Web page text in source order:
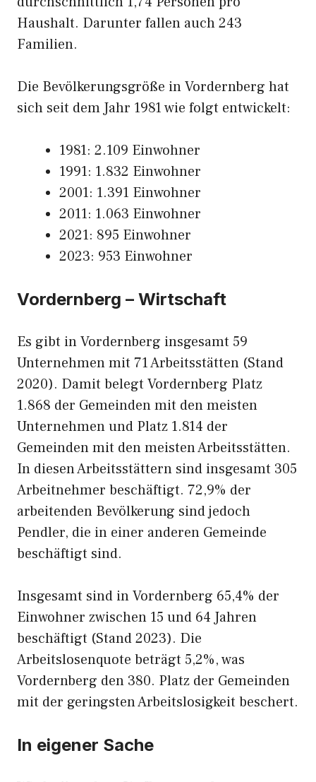
Haushalt. Darunter fallen auch 243
Familien.
Die Bevölkerungsgröße in Vordernberg hat
sich seit dem Jahr 1981 wie folgt entwickelt:
1981: 2.109 Einwohner
1991: 1.832 Einwohner
2001: 1.391 Einwohner
2011: 1.063 Einwohner
2021: 895 Einwohner
2023: 953 Einwohner
Vordernberg – Wirtschaft
Es gibt in Vordernberg insgesamt 59
Unternehmen mit 71 Arbeitsstätten (Stand
2020). Damit belegt Vordernberg Platz
1.868 der Gemeinden mit den meisten
Unternehmen und Platz 1.814 der
Gemeinden mit den meisten Arbeitsstätten.
In diesen Arbeitsstättern sind insgesamt 305
Arbeitnehmer beschäftigt. 72,9% der
arbeitenden Bevölkerung sind jedoch
Pendler, die in einer anderen Gemeinde
beschäftigt sind.
Insgesamt sind in Vordernberg 65,4% der
Einwohner zwischen 15 und 64 Jahren
beschäftigt (Stand 2023). Die
Arbeitslosenquote beträgt 5,2%, was
Vordernberg den 380. Platz der Gemeinden
mit der geringsten Arbeitslosigkeit beschert.
In eigener Sache